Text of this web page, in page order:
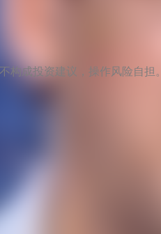
构成投资建议，操作风险自担